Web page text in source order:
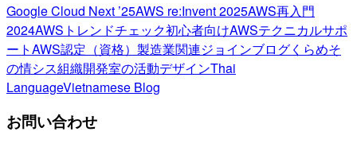
Google Cloud Next ’25AWS re:Invent 2025AWS再入門
2024AWSトレンドチェック初心者向けAWSテクニカルサポ
ートAWS認定（資格） 製造業関連ジョインブログくらめそ
の情シス組織開発室の活動デザインThai
LanguageVietnamese Blog
お問い合わせ